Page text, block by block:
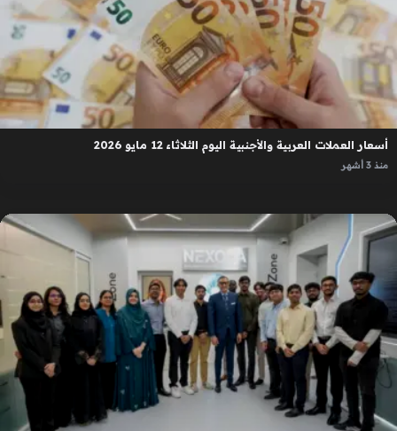
أسعار العملات العربية والأجنبية اليوم الثلاثاء 12 مايو 2026
منذ 3 أشهر